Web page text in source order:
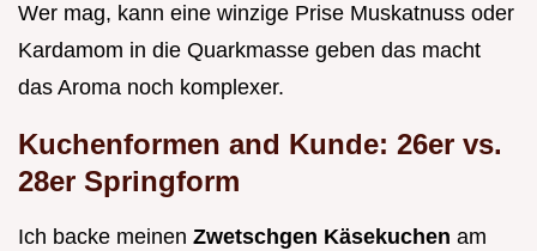
Wer mag, kann eine winzige Prise Muskatnuss oder
Kardamom in die Quarkmasse geben das macht
das Aroma noch komplexer.
Kuchenformen and Kunde: 26er vs.
28er Springform
Ich backe meinen Zwetschgen Käsekuchen am